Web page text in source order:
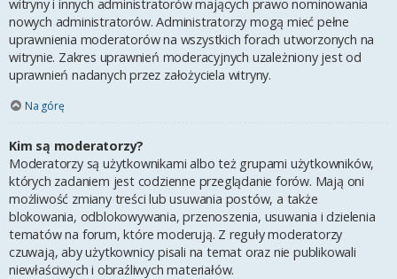
witryny i innych administratorów mających prawo nominowania
nowych administratorów. Administratorzy mogą mieć pełne
uprawnienia moderatorów na wszystkich forach utworzonych na
witrynie. Zakres uprawnień moderacyjnych uzależniony jest od
uprawnień nadanych przez założyciela witryny.
Na górę
Kim są moderatorzy?
Moderatorzy są użytkownikami albo też grupami użytkowników,
których zadaniem jest codzienne przeglądanie forów. Mają oni
możliwość zmiany treści lub usuwania postów, a także
blokowania, odblokowywania, przenoszenia, usuwania i dzielenia
tematów na forum, które moderują. Z reguły moderatorzy
czuwają, aby użytkownicy pisali na temat oraz nie publikowali
niewłaściwych i obraźliwych materiałów.